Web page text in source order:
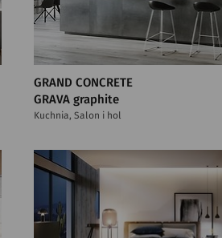
GRAND CONCRETE
GRAVA graphite
Kuchnia, Salon i hol